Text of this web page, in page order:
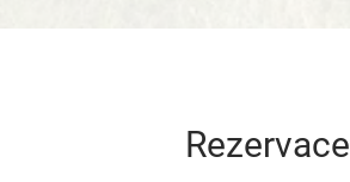
Rezervace